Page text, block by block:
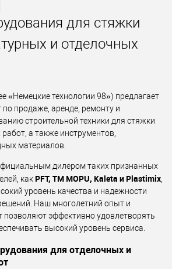
для стяжки
и отделочных
«Немецкие технологии 98») предлагает
по продаже, аренде, ремонту и
строительной техники для стяжки
а также инструментов,
материалов.
дилером таких признанных
как PFT, TM MOPU, Kaleta и Plastimix
уровень качества и надежности
Наш многолетний опыт и
позволяют эффективно удовлетворять
высокий уровень сервиса.
для отделочных и